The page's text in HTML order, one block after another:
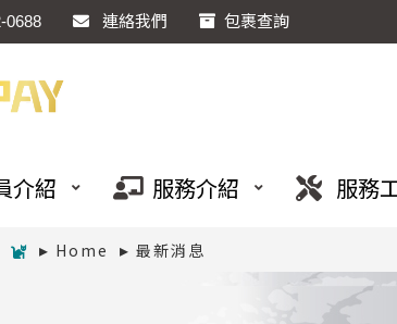
0688 連絡我們 包裹查詢
介紹 服務介紹 服務
Home 最新消息